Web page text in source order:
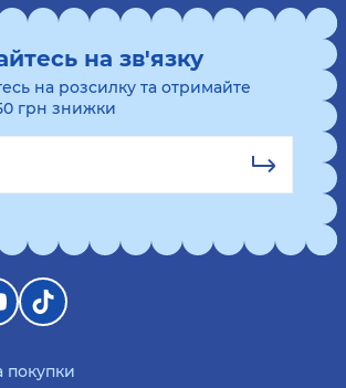
За допомогою
створити красиву картину, яка
елементом декору будь-якої
номерами— це ще один спосіб
Вихователь зможе
витвір мистецтва, навіть не
мають набір фарб, які позначені
дозволяє легко написати
інструкціям.
— це інтелектуальна гра,
покупки
на зв'язку
на розсилку та отримайте
грн знижки